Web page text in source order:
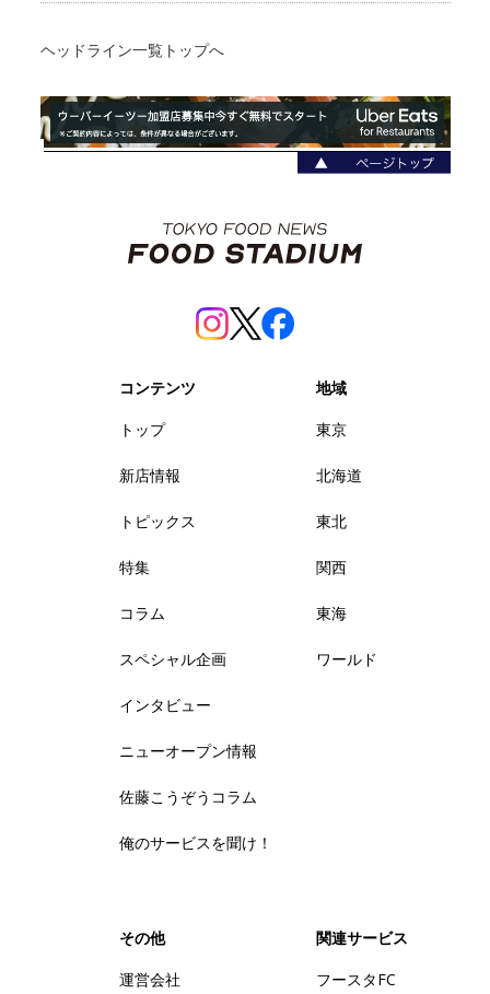
ヘッドライン一覧トップへ
コンテンツ
トップ
新店情報
トピックス
特集
コラム
スペシャル企画
インタビュー
ニューオープン情報
佐藤こうぞうコラム
俺のサービスを聞け！
地域
東京
北海道
東北
関西
東海
ワールド
その他
運営会社
関連サービス
フースタFC